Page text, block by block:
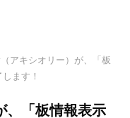
アキシオリー）が、「板
ます！
、「板情報表示